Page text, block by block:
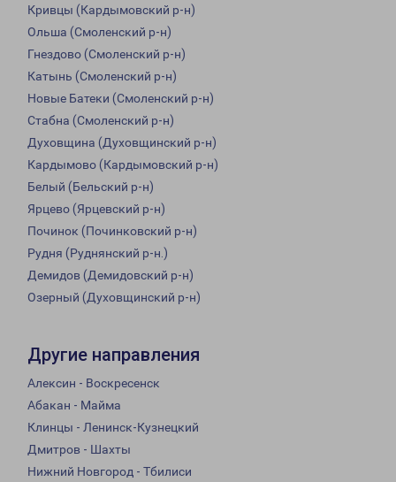
Кривцы (Кардымовский р-н)
Ольша (Смоленский р-н)
Гнездово (Смоленский р-н)
Катынь (Смоленский р-н)
Новые Батеки (Смоленский р-н)
Стабна (Смоленский р-н)
Духовщина (Духовщинский р-н)
Кардымово (Кардымовский р-н)
Белый (Бельский р-н)
Ярцево (Ярцевский р-н)
Починок (Починковский р-н)
Рудня (Руднянский р-н.)
Демидов (Демидовский р-н)
Озерный (Духовщинский р-н)
Другие направления
Алексин - Воскресенск
Абакан - Майма
Клинцы - Ленинск-Кузнецкий
Дмитров - Шахты
Нижний Новгород - Тбилиси